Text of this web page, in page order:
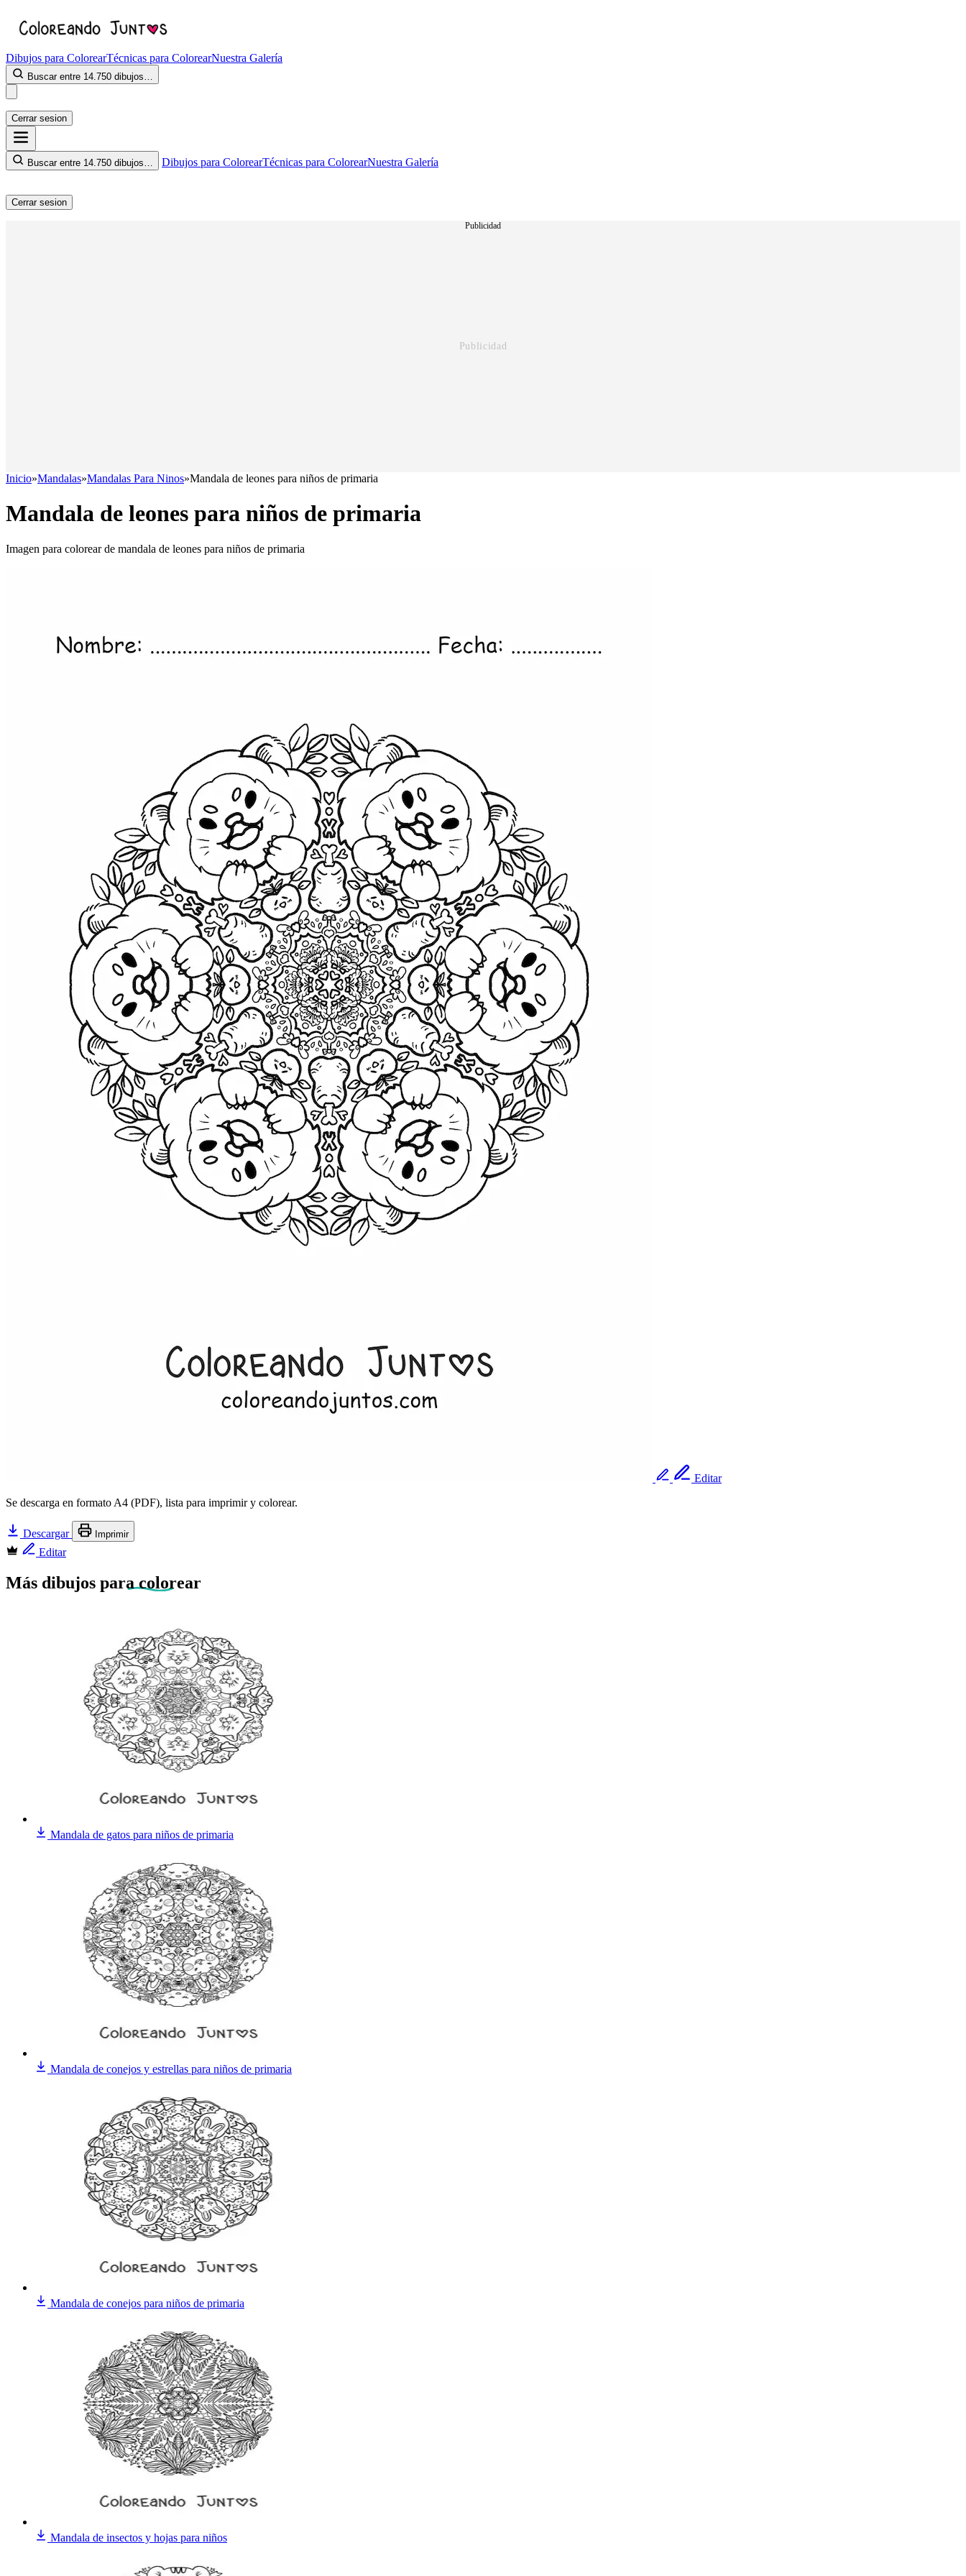
Dibujos para ColorearTécnicas para ColorearNuestra Galería
Buscar entre 14.750 dibujos…
Cerrar sesion
Buscar entre 14.750 dibujos… Dibujos para ColorearTécnicas para ColorearNuestra Galería
Cerrar sesion
Publicidad
Inicio»Mandalas»Mandalas Para Ninos»Mandala de leones para niños de primaria
Mandala de leones para niños de primaria
Imagen para colorear de mandala de leones para niños de primaria
Editar
Se descarga en formato A4 (PDF), lista para imprimir y colorear.
Descargar Imprimir
Editar
Más dibujos para colorear
Mandala de gatos para niños de primaria
Mandala de conejos y estrellas para niños de primaria
Mandala de conejos para niños de primaria
Mandala de insectos y hojas para niños